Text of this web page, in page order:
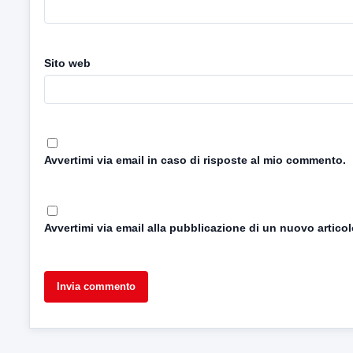
Sito web
Avvertimi via email in caso di risposte al mio commento.
Avvertimi via email alla pubblicazione di un nuovo